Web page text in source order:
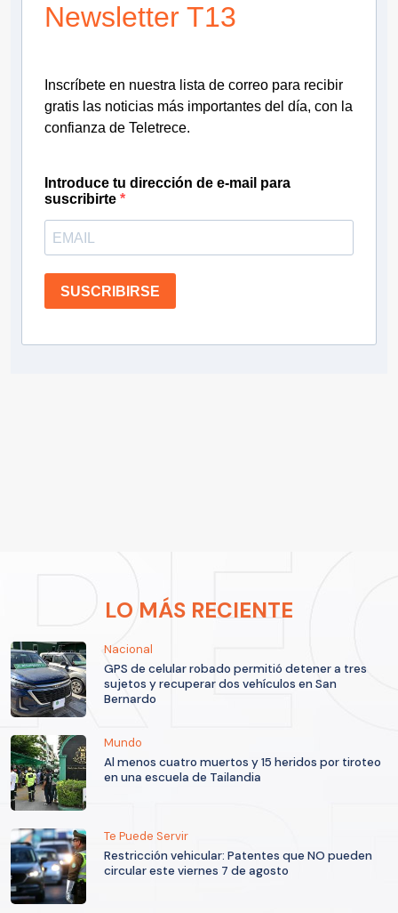
Newsletter T13
Inscríbete en nuestra lista de correo para recibir
gratis las noticias más importantes del día, con la
confianza de Teletrece.
Introduce tu dirección de e-mail para
suscribirte
SUSCRIBIRSE
LO MÁS RECIENTE
Nacional
GPS de celular robado permitió detener a tres
sujetos y recuperar dos vehículos en San
Bernardo
Mundo
Al menos cuatro muertos y 15 heridos por tiroteo
en una escuela de Tailandia
Te Puede Servir
Restricción vehicular: Patentes que NO pueden
circular este viernes 7 de agosto